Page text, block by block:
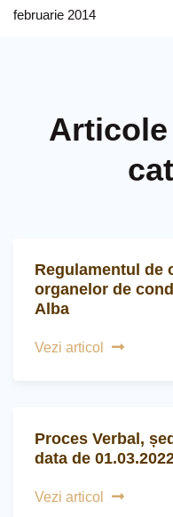
februarie 2014
Regulamentul de
organelor de
Alba
Vezi articol
Proces Verbal,
data de
Vezi articol